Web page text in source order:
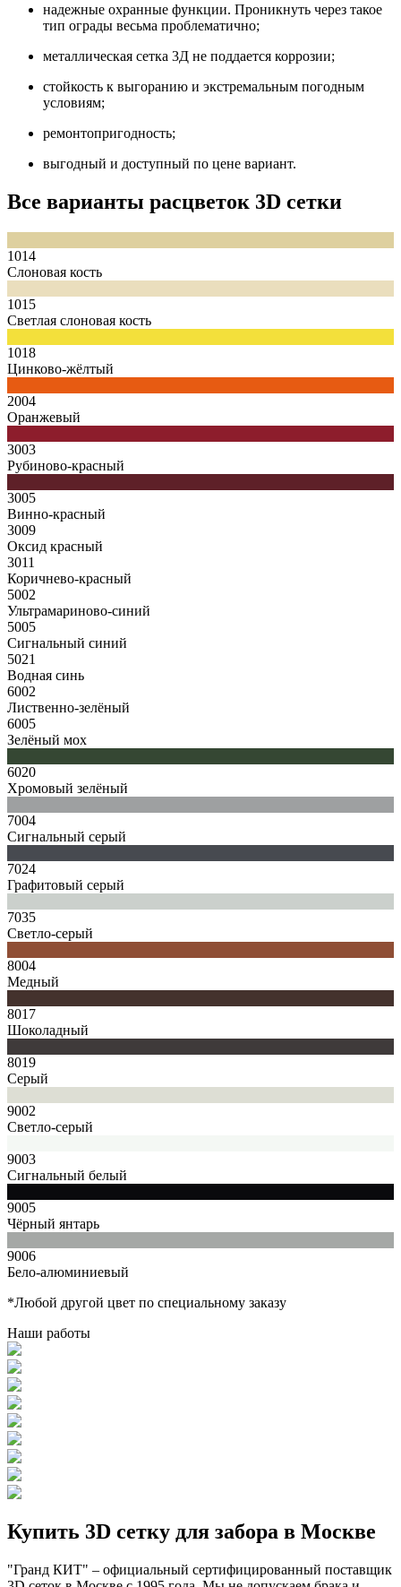
надежные охранные функции. Проникнуть через такое
тип ограды весьма проблематично;
металлическая сетка 3Д не поддается коррозии;
стойкость к выгоранию и экстремальным погодным
условиям;
ремонтопригодность;
выгодный и доступный по цене вариант.
Все варианты расцветок 3D сетки
1014
Слоновая кость
1015
Светлая слоновая кость
1018
Цинково-жёлтый
2004
Оранжевый
3003
Рубиново-красный
3005
Винно-красный
3009
Оксид красный
3011
Коричнево-красный
5002
Ультрамариново-синий
5005
Сигнальный синий
5021
Водная синь
6002
Лиственно-зелёный
6005
Зелёный мох
6020
Хромовый зелёный
7004
Сигнальный серый
7024
Графитовый серый
7035
Светло-серый
8004
Медный
8017
Шоколадный
8019
Серый
9002
Светло-серый
9003
Сигнальный белый
9005
Чёрный янтарь
9006
Бело-алюминиевый
*Любой другой цвет по специальному заказу
Наши работы
Купить 3D сетку для забора в Москве
"Гранд КИТ" – официальный сертифицированный поставщик